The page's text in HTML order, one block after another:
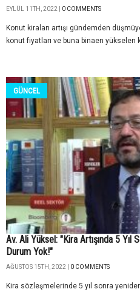
EYLÜL 11TH, 2022 | 0 COMMENTS
Konut kiraları artışı gündemden
konut fiyatları ve buna binaen
GÜNCEL
Av. Ali Yüksel: "Kira Artışında 5
Durum Yok!"
AĞUSTOS 15TH, 2022 | 0 COMMENTS
Kira sözleşmelerinde 5 yıl sonra